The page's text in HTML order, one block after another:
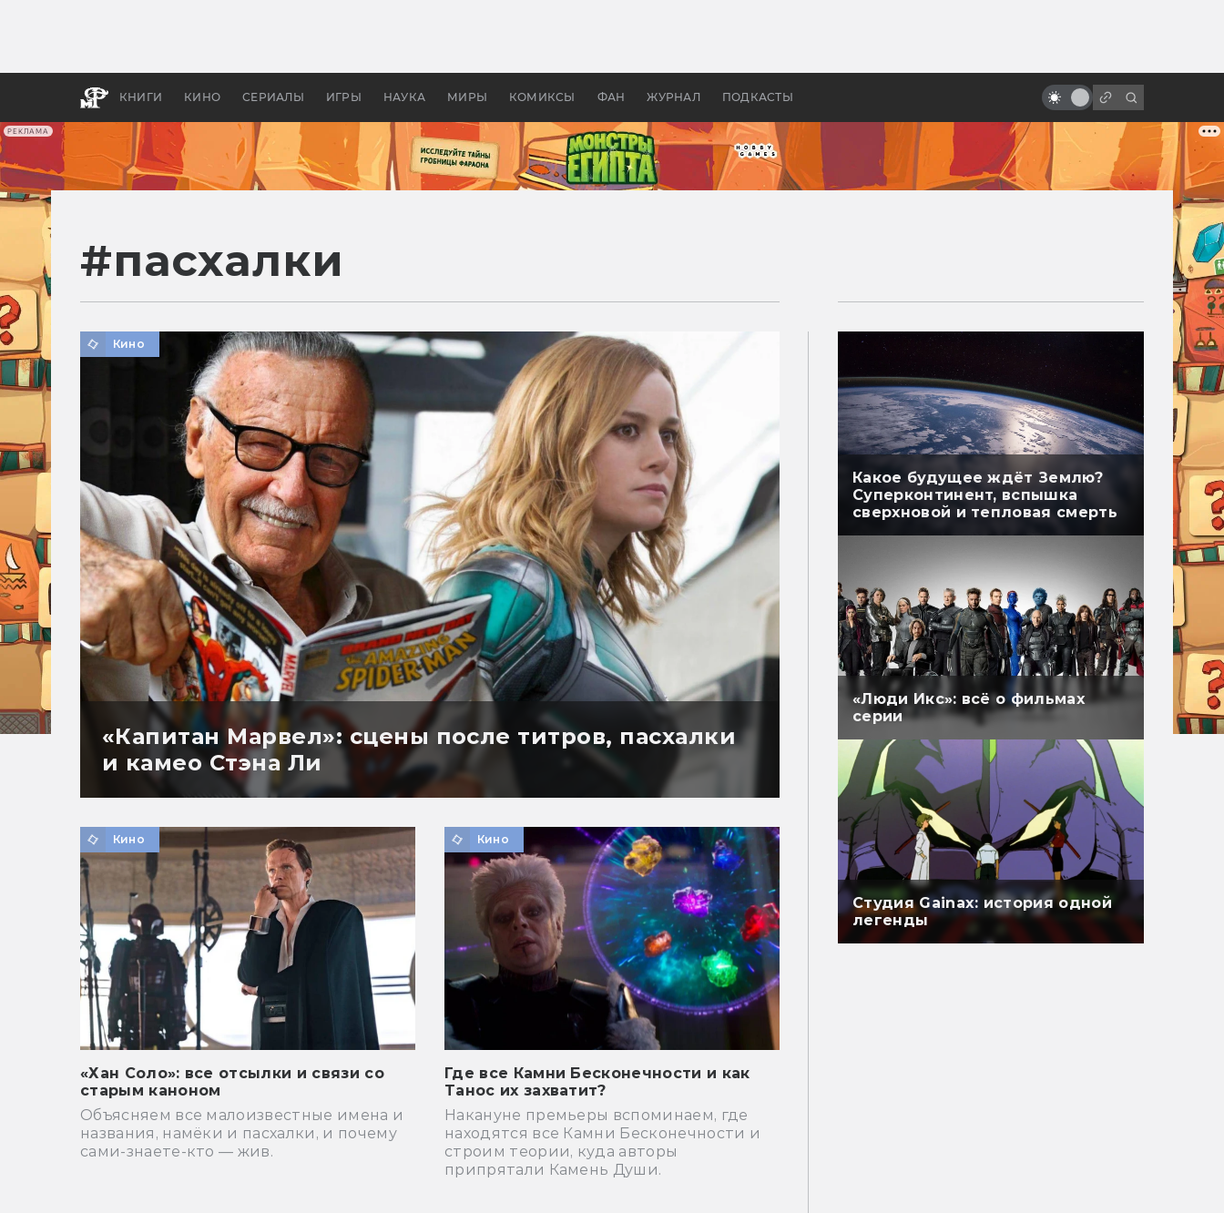
РЕКЛАМА
КНИГИ КИНО СЕРИАЛЫ ИГРЫ НАУКА МИРЫ КОМИКСЫ ФАН ЖУРНАЛ ПОДКАСТЫ
бы «Властелина колец»
Древней Грецией
Николасом Кейджем
#пасхалки
Кино
«Капитан Марвел»: сцены после титров, пасхалки
и камео Стэна Ли
Кино
«Хан Соло»: все отсылки и связи со
старым каноном
Объясняем все малоизвестные имена и
названия, намёки и пасхалки, и почему
сами-знаете-кто — жив.
Кино
Где все Камни Бесконечности и как
Танос их захватит?
Накануне премьеры вспоминаем, где
находятся все Камни Бесконечности и
строим теории, куда авторы
припрятали Камень Души.
Какое будущее ждёт Землю?
Суперконтинент, вспышка
сверхновой и тепловая смерть
«Люди Икс»: всё о фильмах
серии
Студия Gainax: история одной
легенды